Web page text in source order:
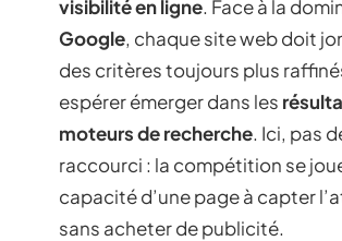
visibilité en ligne. Face à la
Google, chaque site web doit
des critères toujours plus
espérer émerger dans les
moteurs de recherche. Ici, pas
raccourci : la compétition se
capacité d’une page à capter
sans acheter de publicité.